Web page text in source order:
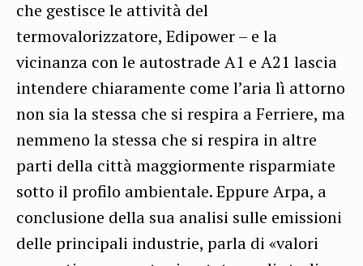
che gestisce le attività del
termovalorizzatore, Edipower – e la
vicinanza con le autostrade A1 e A21 lascia
intendere chiaramente come l’aria lì attorno
non sia la stessa che si respira a Ferriere, ma
nemmeno la stessa che si respira in altre
parti della città maggiormente risparmiate
sotto il profilo ambientale. Eppure Arpa, a
conclusione della sua analisi sulle emissioni
delle principali industrie, parla di «valori